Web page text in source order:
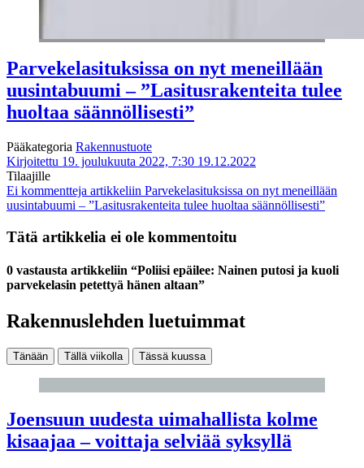
Parvekelasituksissa on nyt meneillään
uusintabuumi – ”Lasitusrakenteita tulee
huoltaa säännöllisesti”
Pääkategoria Rakennustuote
Kirjoitettu 19. joulukuuta 2022, 7:30 19.12.2022
Tilaajille
Ei kommentteja artikkeliin Parvekelasituksissa on nyt meneillään
uusintabuumi – ”Lasitusrakenteita tulee huoltaa säännöllisesti”
Tätä artikkelia ei ole kommentoitu
0 vastausta artikkeliin “Poliisi epäilee: Nainen putosi ja kuoli
parvekelasin petettyä hänen altaan”
Rakennuslehden luetuimmat
Tänään Tällä viikolla Tässä kuussa
Joensuun uudesta uimahallista kolme
kisaajaa – voittaja selviää syksyllä